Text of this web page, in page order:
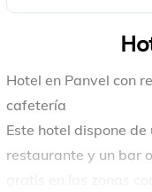
Hotel en Panvel con
cafetería
Este hotel dispone
restaurante y un bar